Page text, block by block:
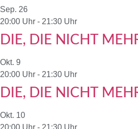
Sep. 26
20:00 Uhr - 21:30 Uhr
DIE, DIE NICHT
Okt. 9
20:00 Uhr - 21:30 Uhr
DIE, DIE NICHT
Okt. 10